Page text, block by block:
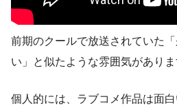
前期のクールで放送されていた
い」と似たような雰囲気がありま
個人的には、ラブコメ作品は面